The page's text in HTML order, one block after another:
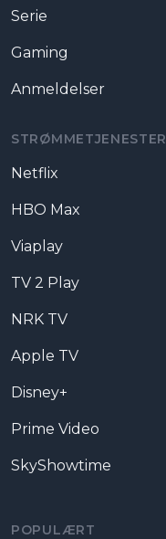
Serie
Gaming
Anmeldelser
STRØMMETJENESTER
Netflix
HBO Max
Viaplay
TV 2 Play
NRK TV
Apple TV
Disney+
Prime Video
SkyShowtime
POPULÆRT